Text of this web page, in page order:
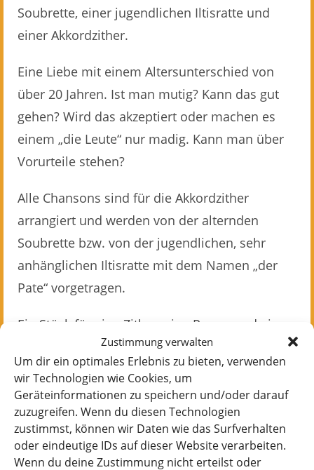
Zustimmung verwalten
Um dir ein optimales Erlebnis zu bieten, verwenden
wir Technologien wie Cookies, um
Geräteinformationen zu speichern und/oder darauf
zuzugreifen. Wenn du diesen Technologien
zustimmst, können wir Daten wie das Surfverhalten
oder eindeutige IDs auf dieser Website verarbeiten.
Wenn du deine Zustimmung nicht erteilst oder
Soubrette, einer jugendlichen Iltisratte und
einer Akkordzither.
Eine Liebe mit einem Altersunterschied von
über 20 Jahren. Ist man mutig? Kann das gut
gehen? Wird das akzeptiert oder machen es
einem „die Leute“ nur madig. Kann man über
Vorurteile stehen?
Alle Chansons sind für die Akkordzither
arrangiert und werden von der alternden
Soubrette bzw. von der jugendlichen, sehr
anhänglichen Iltisratte mit dem Namen „der
Pate“ vorgetragen.
Ein Stück für eine Zither, eine Puppe und eine
Akkordzitherspielerin und Sängerin.
Dauer ( 30 – 45 min)